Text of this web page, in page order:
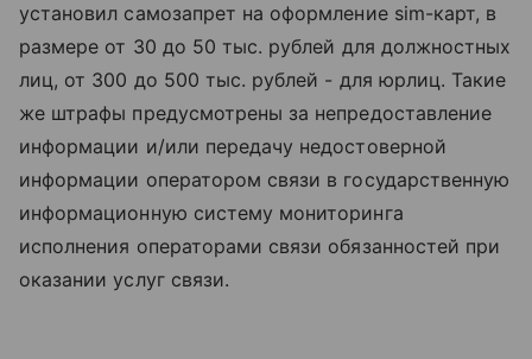
установил самозапрет на оформление sim-карт, в
размере от 30 до 50 тыс. рублей для должностных
лиц, от 300 до 500 тыс. рублей - для юрлиц. Такие
же штрафы предусмотрены за непредоставление
информации и/или передачу недостоверной
информации оператором связи в государственную
информационную систему мониторинга
исполнения операторами связи обязанностей при
оказании услуг связи.